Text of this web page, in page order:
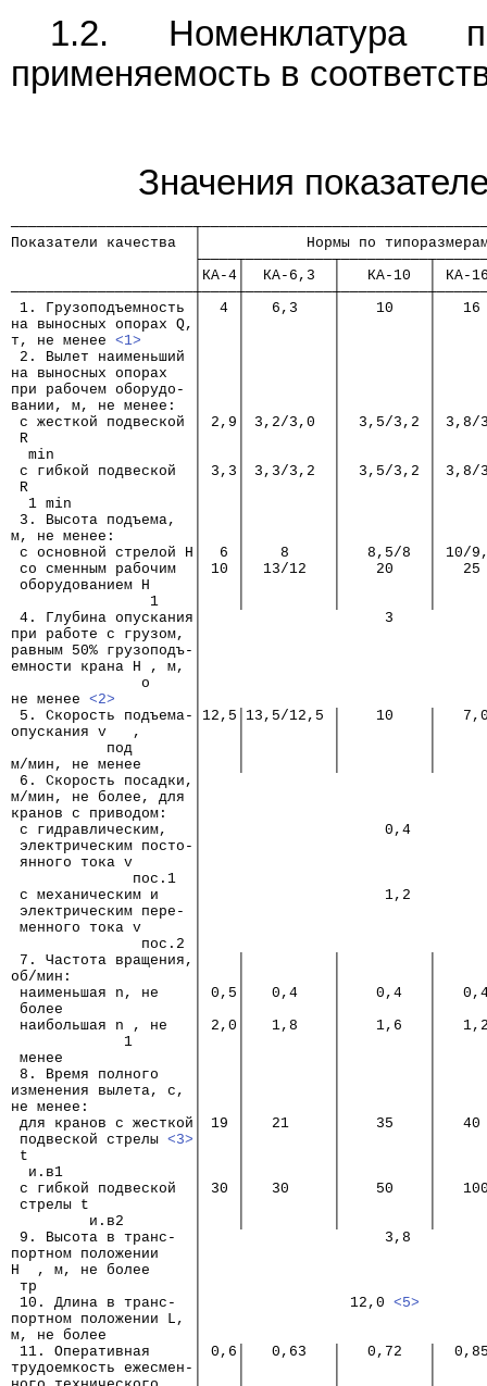
1.2. Номенклатура
применяемость в
Значения
Показатели качества  │            Нормы по
│КА-4│  КА-6,3  │   КА-10  │ КА-
1. Грузоподъемность │  4 │   6,3    │    10    │
на выносных опорах Q,│    │          │          │
т, не менее <1>
2. Вылет наименьший │    │          │          │
на выносных опорах   │    │          │          │
при рабочем оборудо- │    │          │          │
вании, м, не менее:  │    │          │          │
с жесткой подвеской │ 2,9│ 3,2/3,0  │  3,5/3,2 │
R                   │    │          │          │
min                │    │          │          │
с гибкой подвеской  │ 3,3│ 3,3/3,2  │  3,5/3,2 │
R                   │    │          │          │
1 min              │    │          │          │
3. Высота подъема,  │    │          │          │
м, не менее:         │    │          │          │
с основной стрелой Н│  6 │    8     │   8,5/8  │ 10/
со сменным рабочим  │ 10 │  13/12   │    20    │
оборудованием Н     │    │          │          │
1    │    │          │          │
4. Глубина опускания│                     3
при работе с грузом, │
равным 50% грузоподъ-│
емности крана Н , м, │
               о     │
не менее <2>
5. Скорость подъема-│12,5│13,5/12,5 │    10    │
опускания v   ,      │    │          │          │
под       │    │          │          │
м/мин, не менее      │    │          │          │
6. Скорость посадки,│
м/мин, не более, для │
кранов с приводом:   │
с гидравлическим,   │                     0,4
электрическим посто-│
янного тока v       │
              пос.1  │
с механическим и    │                     1,2
электрическим пере- │
менного тока v      │
               пос.2 │
7. Частота вращения,│    │          │          │
об/мин:              │    │          │          │
наименьшая n, не    │ 0,5│   0,4    │    0,4   │
более               │    │          │          │
наибольшая n , не   │ 2,0│   1,8    │    1,6   │
1       │    │          │          │
менее               │    │          │          │
8. Время полного    │    │          │          │
изменения вылета, с, │    │          │          │
не менее:            │    │          │          │
для кранов с жесткой│ 19 │   21     │    35    │
подвеской стрелы <3>
t                   │    │          │          │
и.в1               │    │          │          │
с гибкой подвеской  │ 30 │   30     │    50    │
стрелы t            │    │          │          │
и.в2        │    │          │          │
9. Высота в транс-  │                     3,8
портном положении    │
Н  , м, не более     │
тр                  │
10. Длина в транс-  │                 12,0 <5>
портном положении L, │
м, не более          │
11. Оперативная     │ 0,6│   0,63   │   0,72   │
трудоемкость ежесмен-│    │          │          │